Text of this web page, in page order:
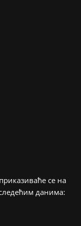
се на
данима: